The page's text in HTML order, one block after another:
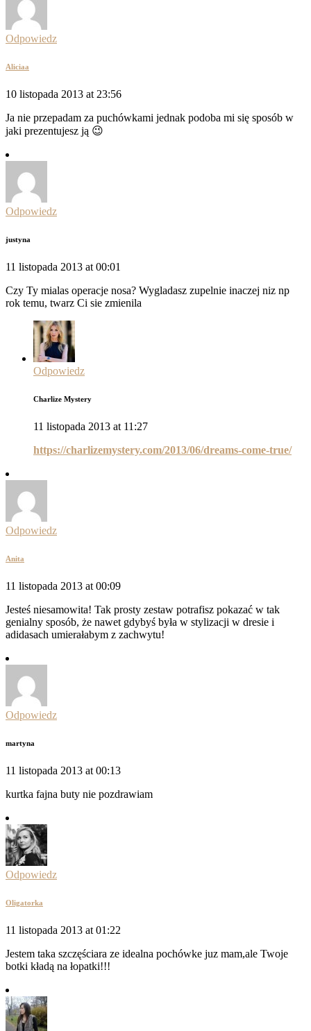
Odpowiedz
Aliciaa
10 listopada 2013 at 23:56
Ja nie przepadam za puchówkami jednak podoba mi się sposób w
jaki prezentujesz ją 😉
Odpowiedz
justyna
11 listopada 2013 at 00:01
Czy Ty mialas operacje nosa? Wygladasz zupelnie inaczej niz np
rok temu, twarz Ci sie zmienila
Odpowiedz
Charlize Mystery
11 listopada 2013 at 11:27
https://charlizemystery.com/2013/06/dreams-come-true/
Odpowiedz
Anita
11 listopada 2013 at 00:09
Jesteś niesamowita! Tak prosty zestaw potrafisz pokazać w tak
genialny sposób, że nawet gdybyś była w stylizacji w dresie i
adidasach umierałabym z zachwytu!
Odpowiedz
martyna
11 listopada 2013 at 00:13
kurtka fajna buty nie pozdrawiam
Odpowiedz
Oligatorka
11 listopada 2013 at 01:22
Jestem taka szczęściara ze idealna pochówke juz mam,ale Twoje
botki kładą na łopatki!!!